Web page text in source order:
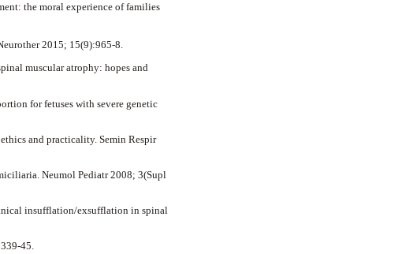
the moral experience of families
2015; 15(9):965-8.
muscular atrophy: hopes and
for fetuses with severe genetic
and practicality. Semin Respir
Neumol Pediatr2008; 3(Supl
insufflation/exsufflation in spinal
45.